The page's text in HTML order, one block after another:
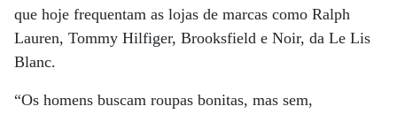
que hoje frequentam as lojas de marcas como Ralph
Lauren, Tommy Hilfiger, Brooksfield e Noir, da Le Lis
Blanc.
“Os homens buscam roupas bonitas, mas sem,